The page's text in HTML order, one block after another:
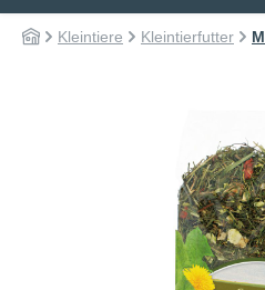
Kleintiere Kleintierfutter